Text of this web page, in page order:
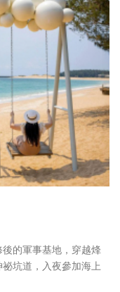
的軍事基地，穿越烽
坑道，入夜參加海上
夏天解鎖澎湖祕境，